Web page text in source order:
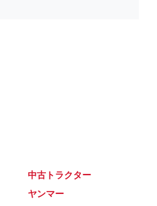
中古トラクター
ヤンマー